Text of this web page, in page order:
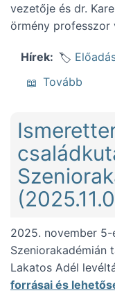
vezetője és dr.
örmény professzor
Hírek
Tovább
2025. november 5-
Lakatos Adél
forrásai és